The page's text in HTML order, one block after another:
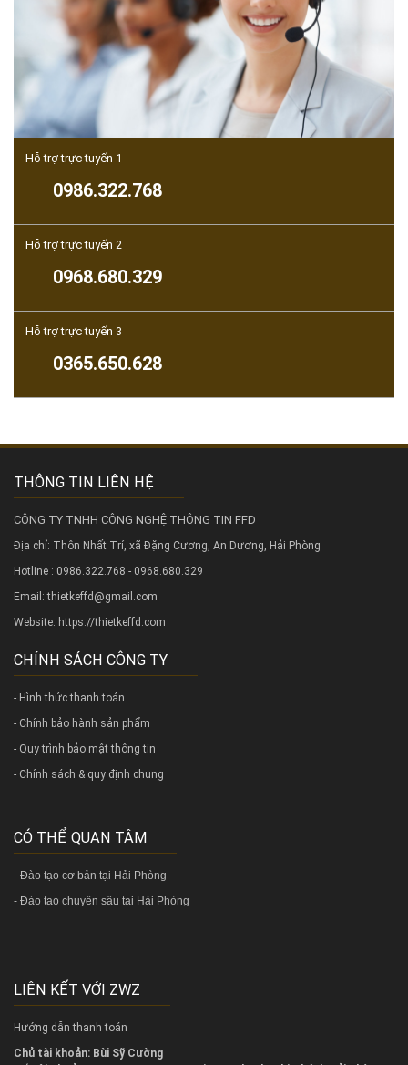
Hỗ trợ trực tuyến 1
0986.322.768
Hỗ trợ trực tuyến 2
0968.680.329
Hỗ trợ trực tuyến 3
0365.650.628
THÔNG TIN LIÊN HỆ
CÔNG TY TNHH CÔNG NGHỆ THÔNG TIN FFD
Địa chỉ: Thôn Nhất Trí, xã Đặng Cương, An Dương, Hải Phòng
Hotline : 0986.322.768 - 0968.680.329
Email: thietkeffd@gmail.com
Website: https://thietkeffd.com
CHÍNH SÁCH CÔNG TY
- Hình thức thanh toán
- Chính bảo hành sản phẩm
- Quy trình bảo mật thông tin
- Chính sách & quy định chung
CÓ THỂ QUAN TÂM
- Đào tạo cơ bản tại Hải Phòng
- Đào tạo chuyên sâu tại Hải Phòng
LIÊN KẾT VỚI ZWZ
Hướng dẫn thanh toán
Chủ tài khoản: Bùi Sỹ Cường